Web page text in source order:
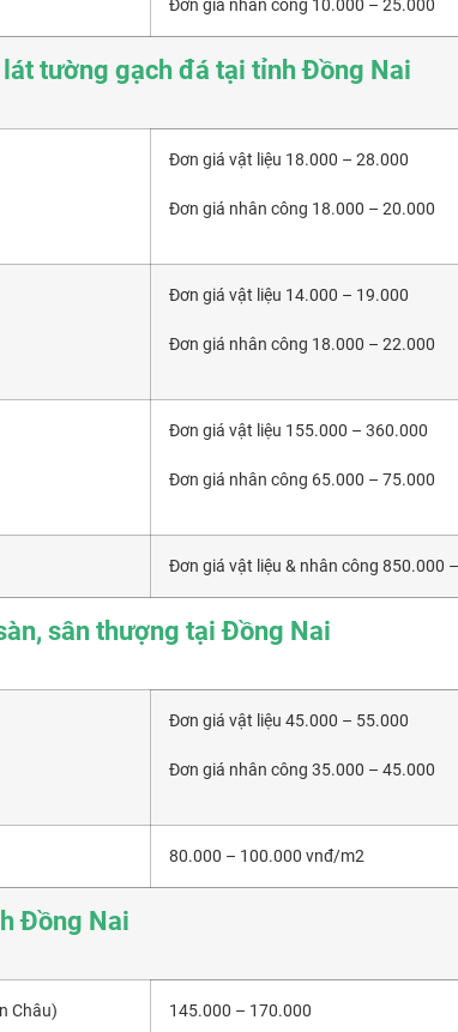
Đơn giá nhân công 10.000 – 25.000
tường gạch đá tại tỉnh Đồng Nai
Đơn giá vật liệu 18.000 – 28.000
Đơn giá nhân công 18.000 – 20.000
Đơn giá vật liệu 14.000 – 19.000
Đơn giá nhân công 18.000 – 22.000
Đơn giá vật liệu 155.000 – 360.000
Đơn giá nhân công 65.000 – 75.000
Đơn giá vật liệu & nhân công 850.000
sân thượng tại Đồng Nai
Đơn giá vật liệu 45.000 – 55.000
Đơn giá nhân công 35.000 – 45.000
80.000 – 100.000 vnđ/m2
Đồng Nai
Châu) 145.000 – 170.000